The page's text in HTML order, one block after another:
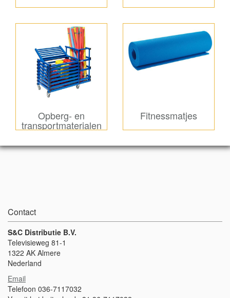
Opberg- en
transportmaterialen
Fitnessmatjes
Contact
S&C Distributie B.V.
Televisieweg 81-1
1322 AK Almere
Nederland
Email
Telefoon 036-7117032